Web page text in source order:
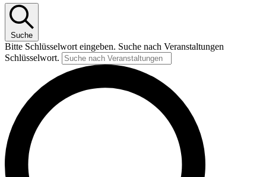
Suche
Bitte Schlüsselwort eingeben. Suche nach Veranstaltungen
Schlüsselwort.